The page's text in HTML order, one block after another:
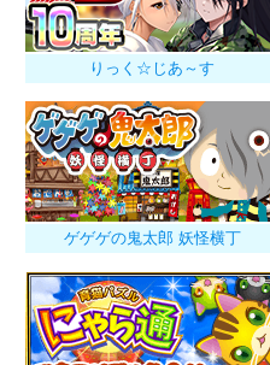
りっく☆じあ～す
ゲゲゲの鬼太郎 妖怪横丁